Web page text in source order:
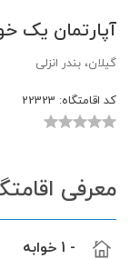
آپارتمان یک
گیلان، بندر انزلی
کد اقامتگاه:
معرفی
- 1 خوابه